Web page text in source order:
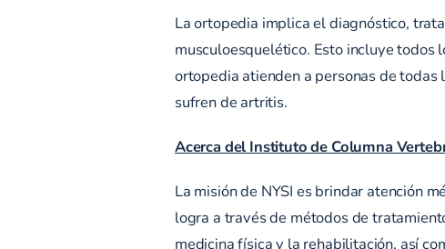
La ortopedia implica el diagnóstico,
musculoesquelético. Esto incluye todos
ortopedia atienden a personas de todas
sufren de artritis.
Acerca del Instituto de Columna
La misión de NYSI es brindar atención
logra a través de métodos de
medicina física y la rehabilitación, así